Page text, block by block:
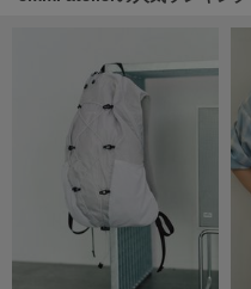
LITTLE UNION TOKYO
リトルユニオン トウキョウ
made of Organics
メイドオブオーガニクス
MICHU COQUETTE
ミチュ コケット